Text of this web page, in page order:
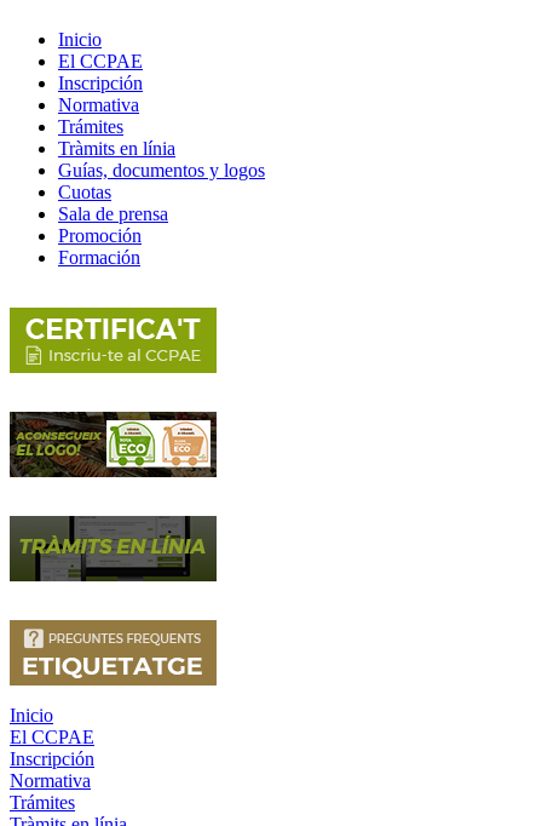
Inicio
El CCPAE
Inscripción
Normativa
Trámites
Tràmits en línia
Guías, documentos y logos
Cuotas
Sala de prensa
Promoción
Formación
Inicio
El CCPAE
Inscripción
Normativa
Trámites